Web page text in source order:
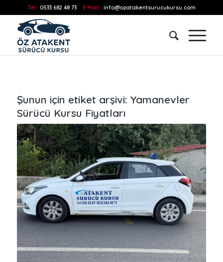
Tel : 0533 682 48 73 E-Mail : info@ozatakentsurucukursu.com
Şunun için etiket arşivi: Yamanevler
Sürücü Kursu Fiyatları